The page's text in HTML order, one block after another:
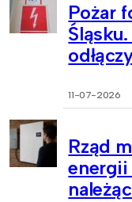
Pożar
11-07-2026
Rząd
energii